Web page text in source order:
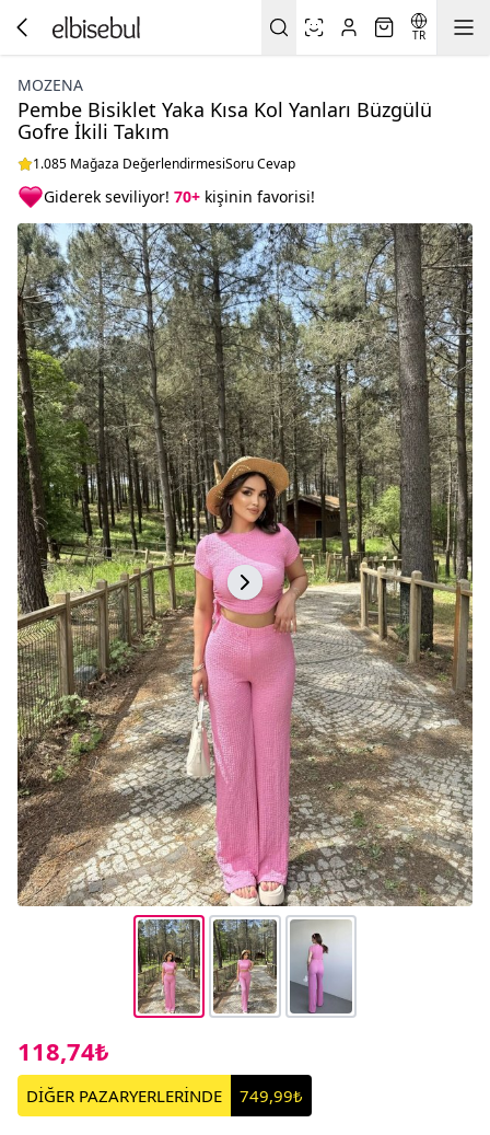
TR
MOZENA
Pembe Bisiklet Yaka Kısa Kol Yanları Büzgülü
Gofre İkili Takım
1.085 Mağaza DeğerlendirmesiSoru Cevap
Giderek seviliyor! 70+ kişinin favorisi!
118,74₺
DİĞER PAZARYERLERİNDE 749,99₺